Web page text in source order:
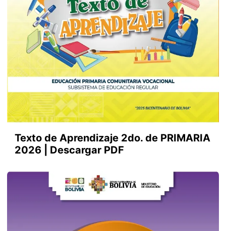
Texto de Aprendizaje 2do. de PRIMARIA
2026 | Descargar PDF